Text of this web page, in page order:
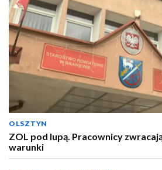
OLSZTYN
ZOL pod lupą. Pracownicy
warunki